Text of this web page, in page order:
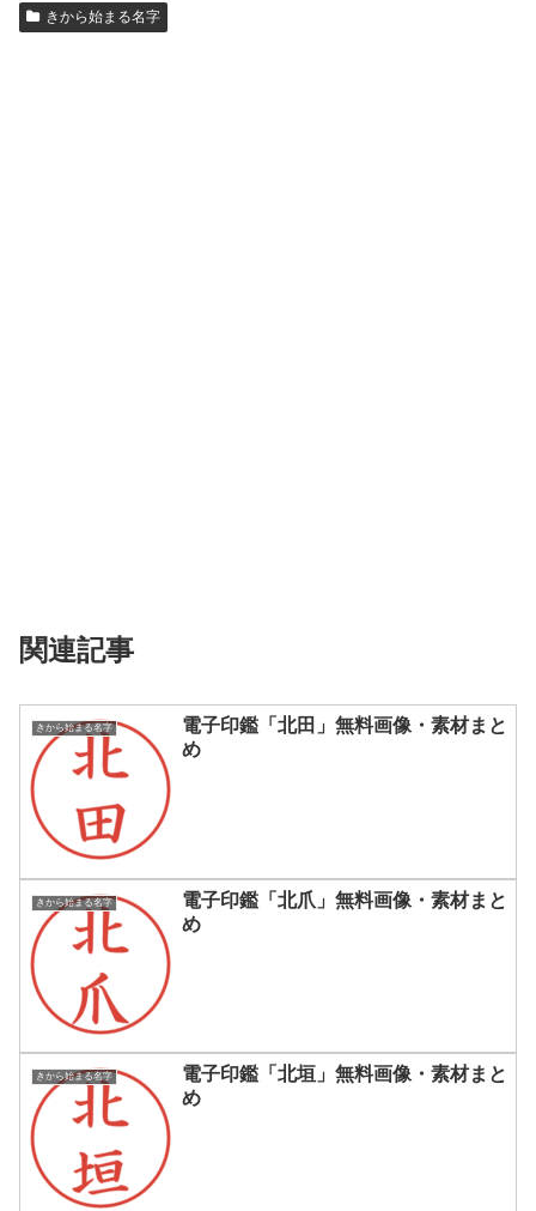
きから始まる名字
関連記事
きから始まる名字
電子印鑑「北田」無料画像・素材まと
め
きから始まる名字
電子印鑑「北爪」無料画像・素材まと
め
きから始まる名字
電子印鑑「北垣」無料画像・素材まと
め